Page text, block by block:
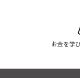
お金を学